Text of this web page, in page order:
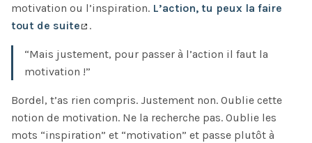
motivation ou l’inspiration. L’action, tu peux la faire
tout de suite
.
“Mais justement, pour passer à l’action il faut la
motivation !”
Bordel, t’as rien compris. Justement non. Oublie cette
notion de motivation. Ne la recherche pas. Oublie les
mots “inspiration” et “motivation” et passe plutôt à